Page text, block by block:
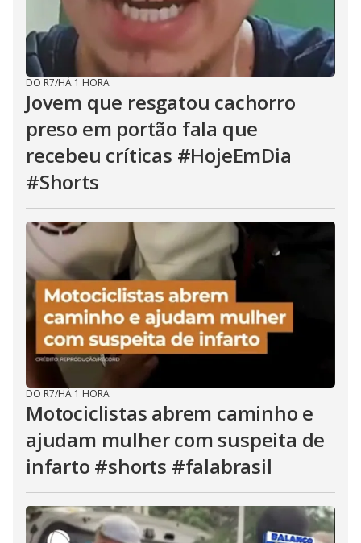
DO R7/HÁ 1 HORA
Jovem que resgatou cachorro
preso em portão fala que
recebeu críticas #HojeEmDia
#Shorts
DO R7/HÁ 1 HORA
Motociclistas abrem caminho e
ajudam mulher com suspeita de
infarto #shorts #falabrasil